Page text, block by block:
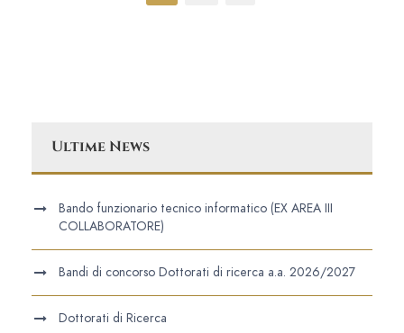
Ultime News
Bando funzionario tecnico informatico (EX AREA III
COLLABORATORE)
Bandi di concorso Dottorati di ricerca a.a. 2026/2027
Dottorati di Ricerca